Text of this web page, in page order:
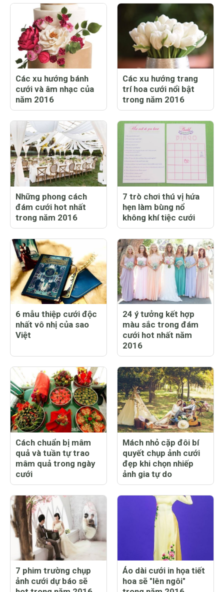
Các xu hướng bánh
cưới và âm nhạc của
năm 2016
Các xu hướng trang
trí hoa cưới nổi bật
trong năm 2016
Những phong cách
đám cưới hot nhất
trong năm 2016
7 trò chơi thú vị hứa
hẹn làm bùng nổ
không khí tiệc cưới
6 mẫu thiệp cưới độc
nhất vô nhị của sao
Việt
24 ý tưởng kết hợp
màu sắc trong đám
cưới hot nhất năm
2016
Cách chuẩn bị mâm
quả và tuần tự trao
mâm quả trong ngày
cưới
Mách nhỏ cặp đôi bí
quyết chụp ảnh cưới
đẹp khi chọn nhiếp
ảnh gia tự do
7 phim trường chụp
ảnh cưới dự báo sẽ
Áo dài cưới in họa tiết
hoa sẽ "lên ngôi"